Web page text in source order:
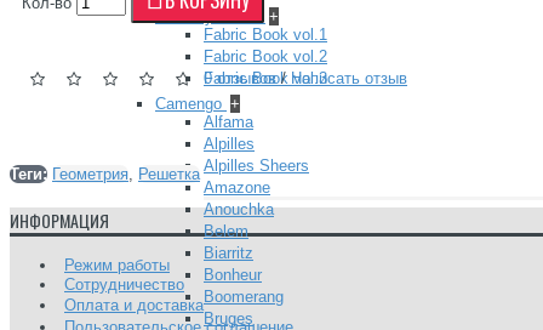
Barneby Gates +
Fabric Book vol.1
Fabric Book vol.2
Fabric Book vol.3
Camengo +
Alfama
Alpilles
Alpilles Sheers
Amazone
Anouchka
Belem
Biarritz
Bonheur
Boomerang
Bruges
0 отзывов/ Написать отзыв
Теги: Геометрия Решетка
ИНФОРМАЦИЯ
Режим работы
Сотрудничество
Оплата и доставка